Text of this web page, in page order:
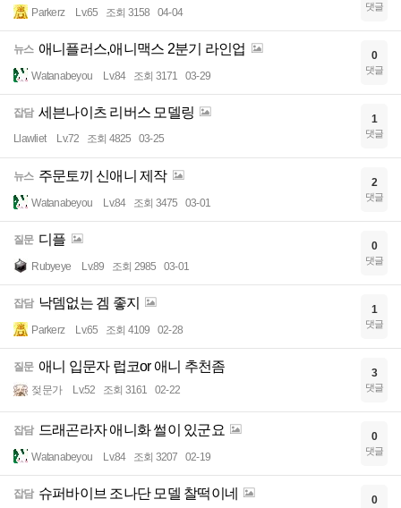
Parkerz Lv.65 조회 3158 04-04 댓글
뉴스 애니플러스,애니맥스 2분기 라인업
Watanabeyou Lv.84 조회 3171 03-29
0
댓글
잡담 세븐나이츠 리버스 모델링
Llawliet Lv.72 조회 4825 03-25
1
댓글
뉴스 주문토끼 신애니 제작
Watanabeyou Lv.84 조회 3475 03-01
2
댓글
질문 디플
Rubyeye Lv.89 조회 2985 03-01
0
댓글
잡담 낙뎀없는 겜 좋지
Parkerz Lv.65 조회 4109 02-28
1
댓글
질문 애니 입문자 럽코or 애니 추천좀
젖문가 Lv.52 조회 3161 02-22
3
댓글
잡담 드래곤라자 애니화 썰이 있군요
Watanabeyou Lv.84 조회 3207 02-19
0
댓글
잡담 슈퍼바이브 조나단 모델 찰떡이네 0